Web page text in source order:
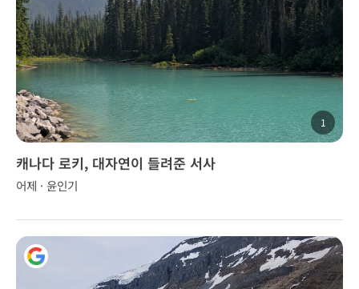
1
캐나다 로키, 대자연이 들려준 서사
어제 · 윤인기